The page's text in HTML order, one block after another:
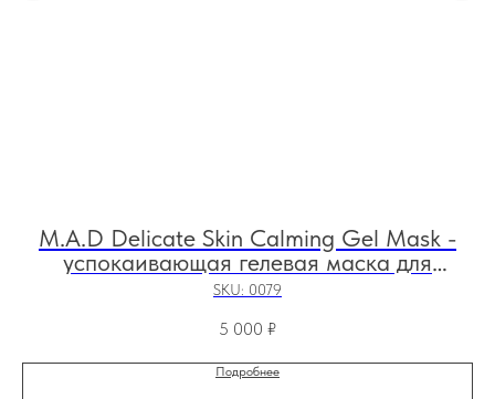
M.A.D Delicate Skin Calming Gel Mask -
успокаивающая гелевая маска для
чувствительной кожи, 60 мл
SKU: 0079
5 000 ₽
Подробнее